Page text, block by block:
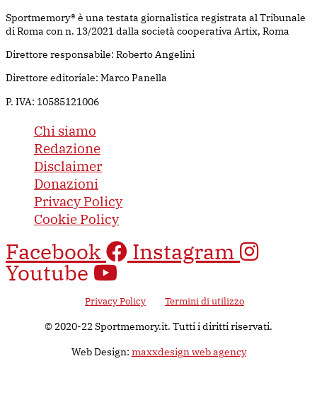
Sportmemory® è una testata giornalistica registrata al Tribunale
di Roma con n. 13/2021 dalla società cooperativa Artix, Roma
Direttore responsabile: Roberto Angelini
Direttore editoriale: Marco Panella
P. IVA: 10585121006
Chi siamo
Redazione
Disclaimer
Donazioni
Privacy Policy
Cookie Policy
Facebook Instagram
Youtube
Privacy Policy Termini di utilizzo
© 2020-22 Sportmemory.it. Tutti i diritti riservati.
Web Design: maxxdesign web agency